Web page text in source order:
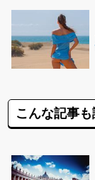
こんな記事